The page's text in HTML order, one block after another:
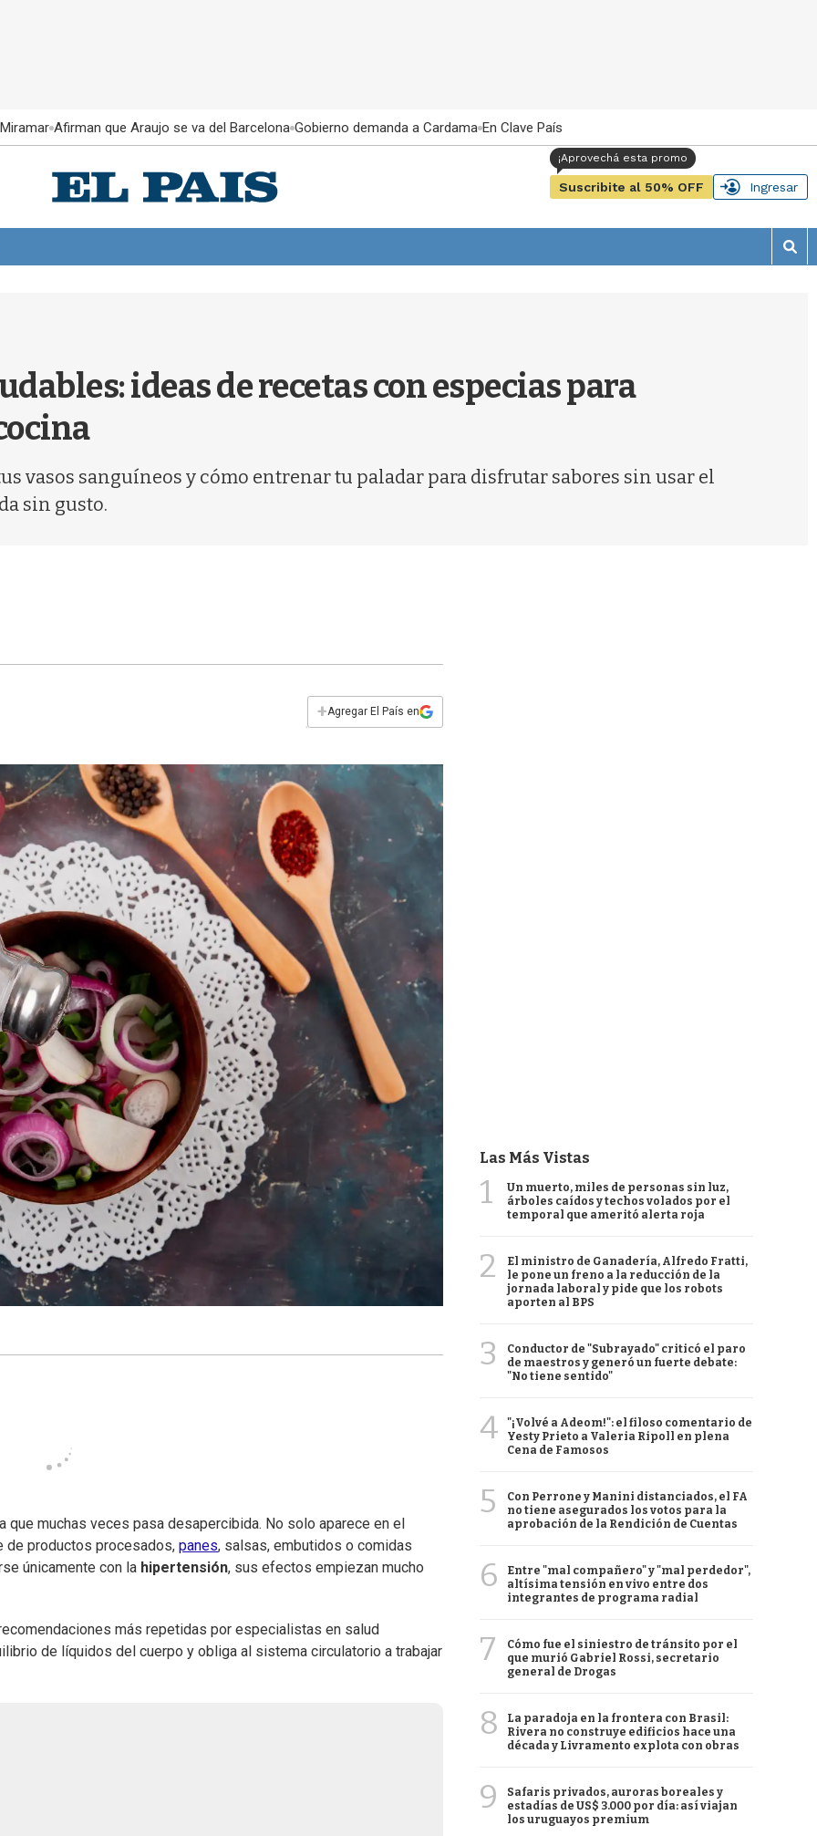
Afirman que Araujo se va del Barcelona Gobierno demanda a Cardama En Clave País
Suscribite al 50% OFF Ingresar
M
o
ideas de recetas con especias para
vasos sanguíneos y cómo entrenar tu paladar para disfrutar sabores sin usar el
sin gusto.
+Agregar El País en
muchas veces pasa desapercibida. No solo aparece en el
de productos procesados, panes, salsas, embutidos o comidas
únicamente con la hipertensión, sus efectos empiezan mucho
más repetidas por especialistas en salud
de líquidos del cuerpo y obliga al sistema circulatorio a trabajar
Las Más Vistas
1
Un muerto, miles de personas sin luz,
árboles caídos y techos volados por el
temporal que ameritó alerta roja
2
El ministro de Ganadería, Alfredo Fratti,
le pone un freno a la reducción de la
jornada laboral y pide que los robots
aporten al BPS
3
Conductor de "Subrayado" criticó el paro
de maestros y generó un fuerte debate:
"No tiene sentido"
4
"¡Volvé a Adeom!": el filoso comentario de
Yesty Prieto a Valeria Ripoll en plena
Cena de Famosos
5
Con Perrone y Manini distanciados, el FA
no tiene asegurados los votos para la
aprobación de la Rendición de Cuentas
6
Entre "mal compañero" y "mal perdedor",
altísima tensión en vivo entre dos
integrantes de programa radial
7
Cómo fue el siniestro de tránsito por el
que murió Gabriel Rossi, secretario
general de Drogas
8
La paradoja en la frontera con Brasil:
Rivera no construye edificios hace una
década y Livramento explota con obras
9
Safaris privados, auroras boreales y
estadías de US$ 3.000 por día: así viajan
los uruguayos premium